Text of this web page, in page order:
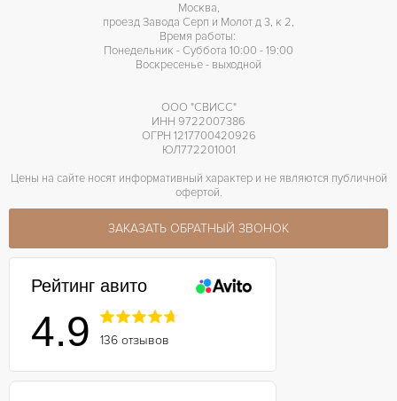
Москва,
проезд Завода Серп и Молот д 3, к 2,
Время работы:
Понедельник - Суббота 10:00 - 19:00
Воскресенье - выходной
ООО "СВИСС"
ИНН 9722007386
ОГРН 1217700420926
ЮЛ772201001
Цены на сайте носят информативный характер и не являются публичной
офертой.
ЗАКАЗАТЬ ОБРАТНЫЙ ЗВОНОК
Рейтинг авито
4.9 136 отзывов